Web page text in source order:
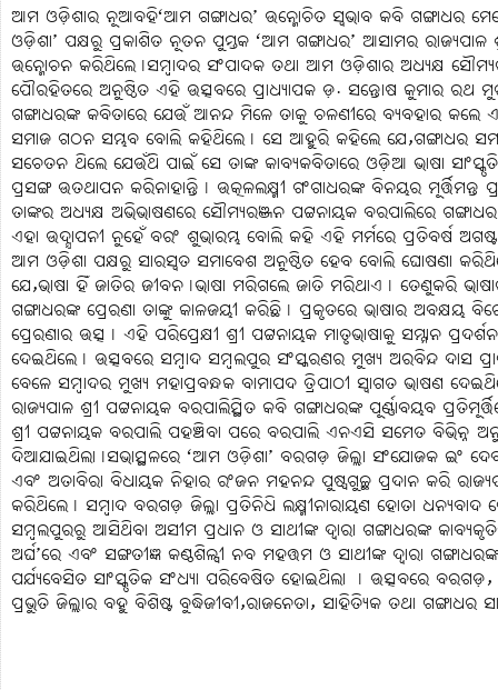
ଆମ ଓଡ଼ିଶାର ନୂଆବହି‘ଆମ ଗଙ୍ଗାଧର’ ଉନ୍ମୋଚିତ ସ୍ବଭାବ କବି ଗଙ୍ଗାଧର
ଓଡ଼ିଶା’ ପକ୍ଷରୁ ପ୍ରକାଶିତ ନୂତନ ପୁସ୍ତକ ‘ଆମ ଗଙ୍ଗାଧର’ ଆସାମର ରାଜ୍ୟପାଳ
ଉନ୍ମୋଚନ କରିଥିଲେ୤ସମ୍ବାଦର ସଂପାଦକ ତଥା ଆମ ଓଡ଼ିଶାର ଅଧ୍ୟକ୍ଷ
ପୌରହିତରେ ଅନୁଷ୍ଠିତ ଏହି ଉତ୍ସବରେ ପ୍ରାଧ୍ୟାପକ ଡ଼. ସନ୍ତୋଷ କୁମାର ରଥ
ଗଙ୍ଗାଧରଙ୍କ କବିତାରେ ଯେଉଁ ଆନନ୍ଦ ମିଳେ ତାକୁ ଚଳଣୀରେ ବ୍ୟବହାର କଲେ
ସମାଜ ଗଠନ ସମ୍ଭବ ବୋଲି କହିଥିଲେ୤ ସେ ଆହୁରି କହିଲେ ଯେ,ଗଙ୍ଗାଧର
ସଚେତନ ଥିଲେ ଯେଉଁଥି ପାଇଁ ସେ ତାଙ୍କ କାବ୍ୟକବିତାରେ ଓଡ଼ିଆ ଭାଷା
ପ୍ରସଙ୍ଗ ଉତଥାପନ କରିନାହାନ୍ତି୤ ଉତ୍କଳଲକ୍ଷ୍ମୀ ଗଂଗାଧରଙ୍କ ବିନୟର
ତାଙ୍କର ଅଧ୍ୟକ୍ଷ ଅଭିଭାଷଣରେ ସୌମ୍ୟରଞ୍ଜନ ପଟ୍ଟନାୟକ ବରପାଲିରେ
ଏହା ଉଦ୍ଯାପନୀ ନୁହେଁ ବରଂ ଶୁଭାରମ୍ଭ ବୋଲି କହି ଏହି ମର୍ମରେ ପ୍ରତିବର୍ଷ
ଆମ ଓଡ଼ିଶା ପକ୍ଷରୁ ସାରସ୍ବତ ସମାବେଶ ଅନୁଷ୍ଠିତ ହେବ ବୋଲି ଘୋଷଣା
ଯେ,ଭାଷା ହିଁ ଜାତିର ଜୀବନ୤ଭାଷା ମରିଗଲେ ଜାତି ମରିଥାଏ୤ ତେଣୁକରି
ଗଙ୍ଗାଧରଙ୍କ ପ୍ରେରଣା ତାଙ୍କୁ କାଳଜୟୀ କରିଛି୤ ପ୍ରକୃତରେ ଭାଷାର ଅବକ୍ଷୟ
ପ୍ରେରଣାର ଉତ୍ସ୤ ଏହି ପରିପ୍ରେକ୍ଷୀ ଶ୍ରୀ ପଟ୍ଟନାୟକ ମାତୃଭାଷାକୁ ସମ୍ମାନ
ଦେଇଥିଲେ୤ ଉତ୍ସବରେ ସମ୍ବାଦ ସମ୍ବଲପୁର ସଂସ୍କରଣର ମୁଖ୍ୟ ଅରବିନ୍ଦ ଦାସ
ବେଳେ ସମ୍ବାଦର ମୁଖ୍ୟ ମହାପ୍ରବନ୍ଧକ ବାମାପଦ ତ୍ରିପାଠୀ ସ୍ବାଗତ ଭାଷଣ
ରାଜ୍ୟପାଳ ଶ୍ରୀ ପଟ୍ଟନାୟକ ବରପାଲିସ୍ଥିତ କବି ଗଙ୍ଗାଧରଙ୍କ ପୂର୍ଣ୍ଣାବୟବ
ଶ୍ରୀ ପଟ୍ଟନାୟକ ବରପାଲି ପହଞ୍ଚିବା ପରେ ବରପାଲି ଏନଏସି ସମେତ ବିଭିନ୍ନ
ଦିଆଯାଇଥିଲା୤ସଭାସ୍ଥଳରେ ‘ଆମ ଓଡ଼ିଶା’ ବରଗଡ଼ ଜିଲ୍ଲା ସଂଯୋଜକ ଇଂ
ଏବଂ ଅତାବିରା ବିଧାୟକ ନିହାର ରଂଜନ ମହନନ୍ଦ ପୁଷ୍ପଗୁଚ୍ଛ ପ୍ରଦାନ କରି
କରିଥିଲେ୤ ସମ୍ବାଦ ବରଗଡ଼ ଜିଲ୍ଲା ପ୍ରତିନିଧି ଲକ୍ଷ୍ମୀନାରାୟଣ ହୋତା
ସମ୍ବଲପୁରରୁ ଆସିଥିବା ଅସୀମ ପ୍ରଧାନ ଓ ସାଥୀଙ୍କ ଦ୍ବାରା ଗଙ୍ଗାଧରଙ୍କ
ଅର୍ଘ’ରେ ଏବଂ ସଙ୍ଗତୀଜ୍ଞ କଣ୍ଠଶିଳ୍ପୀ ନବ ମହତ୍ତମ ଓ ସାଥୀଙ୍କ ଦ୍ବାରା
ପର୍ଯ୍ୟବେସିତ ସାଂସ୍କୃତିକ ସଂଧ୍ୟା ପରିବେଷିତ ହୋଇଥିଲା ୤ ଉତ୍ସବରେ
ପ୍ରଭୁତି ଜିଲ୍ଲାର ବହୁ ବିଶିଷ୍ଟ ବୁଦ୍ଧିଜୀବୀ,ରାଜନେତା, ସାହିତ୍ୟିକ ତଥା ଗଙ୍ଗାଧର